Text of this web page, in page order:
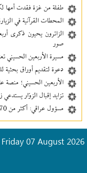
طفلة من غزة فقدت أمها
المحطات القرآنية في
الزائرون يحيون ذكرى
صور
مسيرة الأربعين الحسيني
دعوة لتقديم أوراق بحثية
الأربعين الحسيني؛ منصة
تزايد إقبال الزوّار يستدعي
مسؤول عراقي: أكثر من 170 جنسية يحيون أربعينية الإمام الحسين (ع)
Friday 07 August 2026